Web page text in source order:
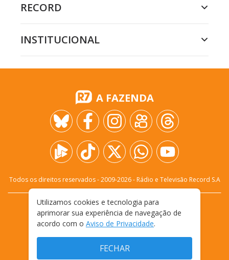
RECORD
INSTITUCIONAL
A FAZENDA
Todos os direitos reservados - 2009-2026- Rádio e Televisão Record S.A
FALE CONOSCO
PRIVACIDADE
TERMOS E CONDIÇÕES DE USO
Utilizamos cookies e tecnologia para
aprimorar sua experiência de navegação de
acordo com o Aviso de Privacidade.
FECHAR